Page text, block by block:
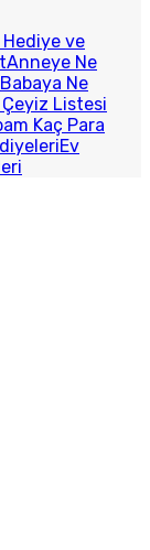
ve
Anneye Ne
Babaya Ne
Çeyiz Listesi
Kaç Para
Ev